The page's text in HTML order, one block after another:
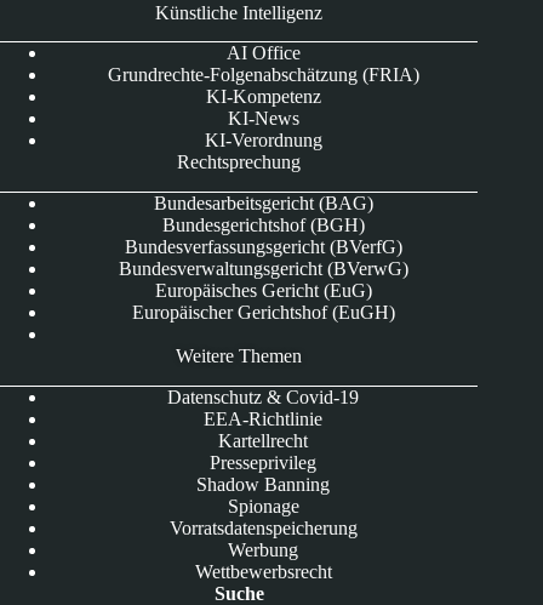
Künstliche Intelligenz
AI Office
Grundrechte-Folgenabschätzung (FRIA)
KI-Kompetenz
KI-News
KI-Verordnung
Rechtsprechung
Bundesarbeitsgericht (BAG)
Bundesgerichtshof (BGH)
Bundesverfassungsgericht (BVerfG)
Bundesverwaltungsgericht (BVerwG)
Europäisches Gericht (EuG)
Europäischer Gerichtshof (EuGH)
Weitere Themen
Datenschutz & Covid-19
EEA-Richtlinie
Kartellrecht
Presseprivileg
Shadow Banning
Spionage
Vorratsdatenspeicherung
Werbung
Wettbewerbsrecht
Suche